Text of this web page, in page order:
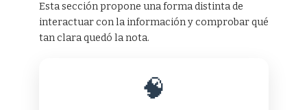
Esta sección propone una forma distinta de
interactuar con la información y comprobar qué
tan clara quedó la nota.
🧠